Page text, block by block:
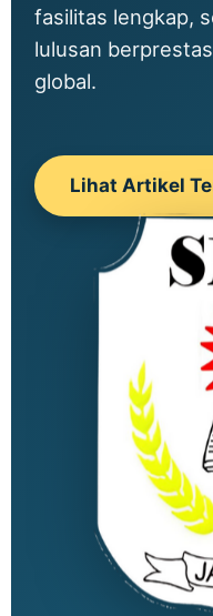
fasilitas lengkap,
lulusan
global.
Lihat Artikel